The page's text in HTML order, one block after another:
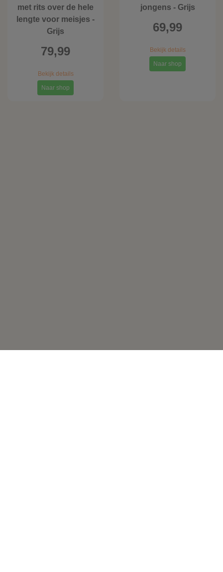
met rits over de hele
lengte voor meisjes -
Grijs
79,99
Bekijk details
Naar shop
jongens - Grijs
69,99
Bekijk details
Naar shop